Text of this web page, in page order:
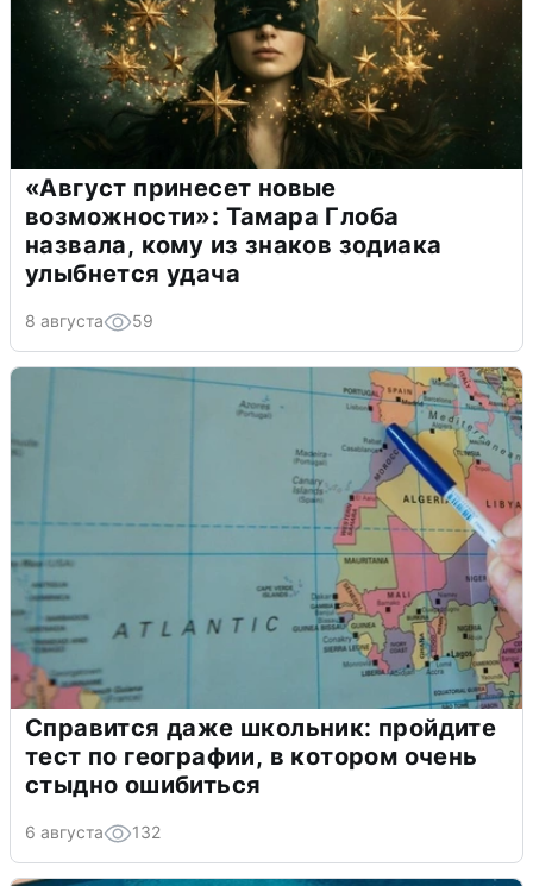
«Август принесет новые
возможности»: Тамара Глоба
назвала, кому из знаков зодиака
улыбнется удача
8 августа 59
Справится даже школьник: пройдите
тест по географии, в котором очень
стыдно ошибиться
6 августа 132